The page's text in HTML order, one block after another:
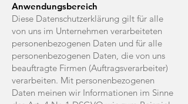
Anwendungsbereich
Diese Datenschutzerklärung gilt für alle
von uns im Unternehmen verarbeiteten
personenbezogenen Daten und für alle
personenbezogenen Daten, die von uns
beauftragte Firmen (Auftragsverarbeiter)
verarbeiten. Mit personenbezogenen
Daten meinen wir Informationen im Sinne